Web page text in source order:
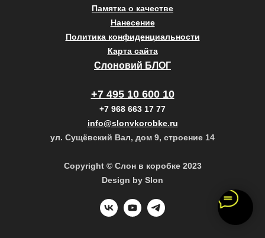
Памятка о качестве
Нанесение
Политика конфиденциальности
Карта сайта
Слоновий БЛОГ
+7 495 10 600 10
+7 968 663 17 77
info@slonvkorobke.ru
ул. Сущёвский Вал, дом 9, строение 14
Copyright © Слон в коробке 2023
Design by Slon